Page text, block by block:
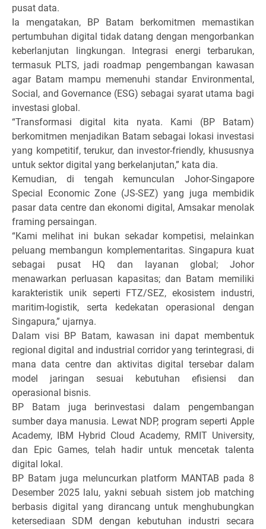
pusat data.
Ia mengatakan, BP Batam berkomitmen memastikan
pertumbuhan digital tidak datang dengan mengorbankan
keberlanjutan lingkungan. Integrasi energi terbarukan,
termasuk PLTS, jadi roadmap pengembangan kawasan
agar Batam mampu memenuhi standar Environmental,
Social, and Governance (ESG) sebagai syarat utama bagi
investasi global.
“Transformasi digital kita nyata. Kami (BP Batam)
berkomitmen menjadikan Batam sebagai lokasi investasi
yang kompetitif, terukur, dan investor-friendly, khususnya
untuk sektor digital yang berkelanjutan,” kata dia.
Kemudian, di tengah kemunculan Johor-Singapore
Special Economic Zone (JS-SEZ) yang juga membidik
pasar data centre dan ekonomi digital, Amsakar menolak
framing persaingan.
“Kami melihat ini bukan sekadar kompetisi, melainkan
peluang membangun komplementaritas. Singapura kuat
sebagai pusat HQ dan layanan global; Johor
menawarkan perluasan kapasitas; dan Batam memiliki
karakteristik unik seperti FTZ/SEZ, ekosistem industri,
maritim-logistik, serta kedekatan operasional dengan
Singapura,” ujarnya.
Dalam visi BP Batam, kawasan ini dapat membentuk
regional digital and industrial corridor yang terintegrasi, di
mana data centre dan aktivitas digital tersebar dalam
model jaringan sesuai kebutuhan efisiensi dan
operasional bisnis.
BP Batam juga berinvestasi dalam pengembangan
sumber daya manusia. Lewat NDP, program seperti Apple
Academy, IBM Hybrid Cloud Academy, RMIT University,
dan Epic Games, telah hadir untuk mencetak talenta
digital lokal.
BP Batam juga meluncurkan platform MANTAB pada 8
Desember 2025 lalu, yakni sebuah sistem job matching
berbasis digital yang dirancang untuk menghubungkan
ketersediaan SDM dengan kebutuhan industri secara